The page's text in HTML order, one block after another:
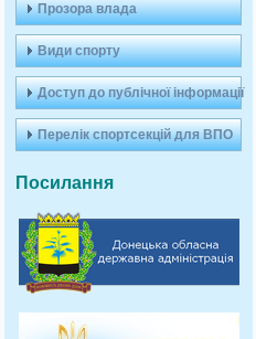
Прозора влада
Види спорту
Доступ до публічної інформації
Перелік спортсекцій для ВПО
Посилання